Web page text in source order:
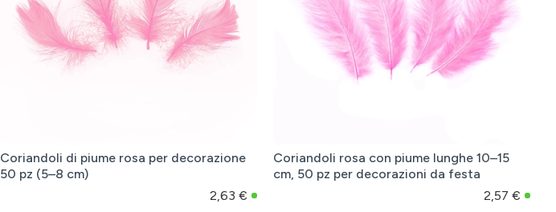
Coriandoli di piume rosa per decorazione
50 pz (5–8 cm)
2,63 €
Coriandoli rosa con piume lunghe 10–15
cm, 50 pz per decorazioni da festa
2,57 €